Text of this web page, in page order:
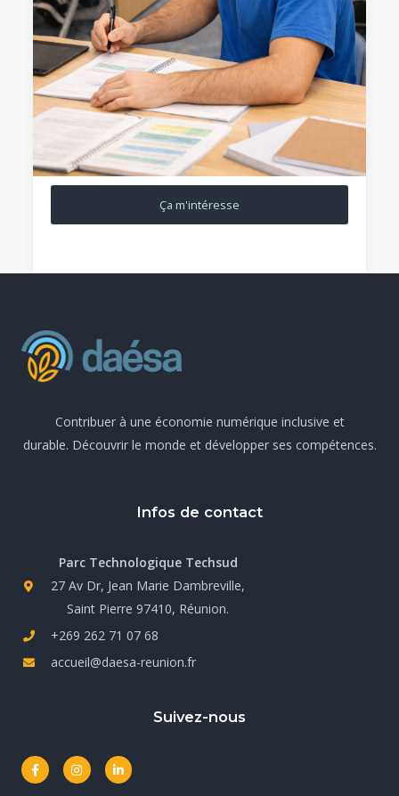
Ça m'intéresse
Contribuer à une économie numérique inclusive et
durable. Découvrir le monde et développer ses compétences.
Infos de contact
Parc Technologique Techsud
27 Av Dr, Jean Marie Dambreville,
Saint Pierre 97410, Réunion.
+269 262 71 07 68
accueil@daesa-reunion.fr
Suivez-nous